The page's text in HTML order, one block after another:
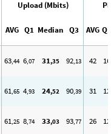
Upload (Mbits)
AVG Q1 Median Q3 AVG Q1
63,44 6,07 31,35 92,13 42 16
61,65 4,93 24,52 90,39 31 12
61,25 8,74 33,03 93,77 26 12